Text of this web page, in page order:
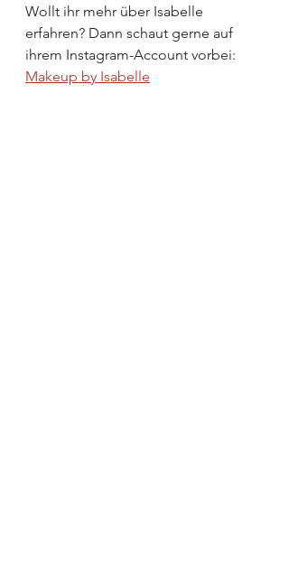
Wollt ihr mehr über Isabelle
erfahren? Dann schaut gerne auf
ihrem Instagram-Account vorbei:
Makeup by Isabelle